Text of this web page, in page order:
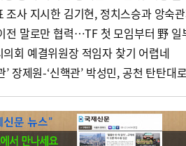
조사 지시한 김기현, 정치스승과 앙숙
전 말로만 협력…TF 첫 모임부터 野 일
회 예결위원장 적임자 찾기 어렵네
’ 장제원-‘신핵관’ 박성민, 공천 탄탄대